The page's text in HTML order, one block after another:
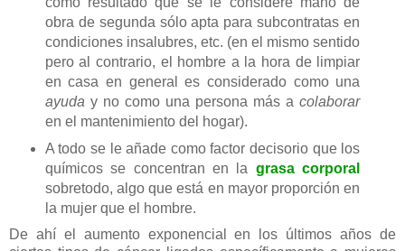
obra de segunda sólo apta para subcontratas en
condiciones insalubres, etc. (en el mismo sentido
pero al contrario, el hombre a la hora de limpiar
en casa en general es considerado como una
ayuda y no como una persona más acolaborar
en el mantenimiento del hogar).
A todo se le añade como factor decisorio que los
químicos se concentran en la grasa corporal
sobretodo, algo que está en mayor proporción en
la mujer que el hombre.
De ahí el aumento exponencial en los últimos años de